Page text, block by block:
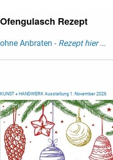
Ofengulasch Rezept
ohne Anbraten - Rezept hier ...
KUNST + HANDWERK Ausstellung 1. November 2026